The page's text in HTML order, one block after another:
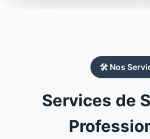
🛠️ Nos
Services de